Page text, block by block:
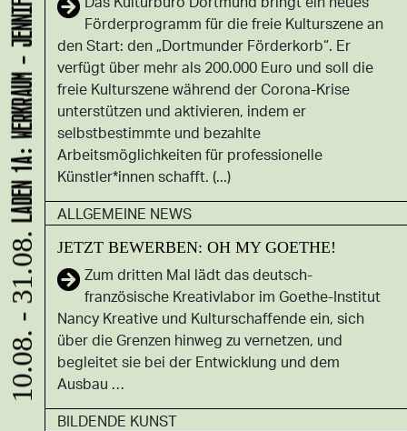
Förderprogramm für die freie Kulturszene an
den Start: den „Dortmunder Förderkorb“. Er
verfügt über mehr als 200.000 Euro und soll die
freie Kulturszene während der Corona-Krise
unterstützen und aktivieren, indem er
selbstbestimmte und bezahlte
Arbeitsmöglichkeiten für professionelle
Künstler*innen schafft. (...)
ALLGEMEINE NEWS
JETZT BEWERBEN: OH MY GOETHE!
Zum dritten Mal lädt das deutsch-
französische Kreativlabor im Goethe-Institut
Nancy Kreative und Kulturschaffende ein, sich
über die Grenzen hinweg zu vernetzen, und
begleitet sie bei der Entwicklung und dem
Ausbau …
BILDENDE KUNST
10.08. - 31.08.
LADEN 1A: WERKRAUM - JENNIFER BUNZECK